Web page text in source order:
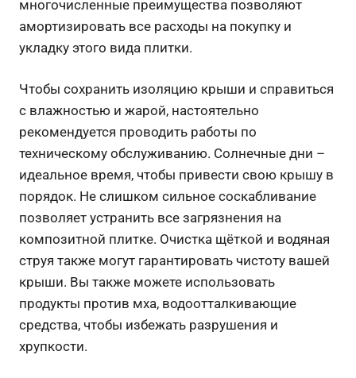
многочисленные преимущества позволяют
амортизировать все расходы на покупку и
укладку этого вида плитки.
Чтобы сохранить изоляцию крыши и справиться
с влажностью и жарой, настоятельно
рекомендуется проводить работы по
техническому обслуживанию. Солнечные дни –
идеальное время, чтобы привести свою крышу в
порядок. Не слишком сильное соскабливание
позволяет устранить все загрязнения на
композитной плитке. Очистка щёткой и водяная
струя также могут гарантировать чистоту вашей
крыши. Вы также можете использовать
продукты против мха, водоотталкивающие
средства, чтобы избежать разрушения и
хрупкости.